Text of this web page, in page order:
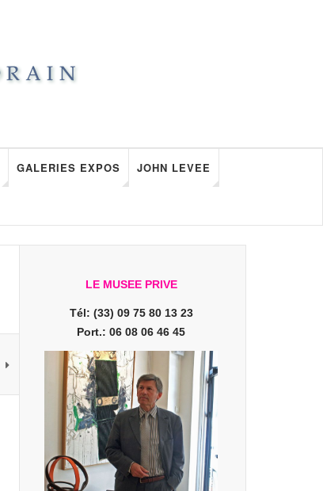
GALERIES EXPOS JOHN LEVEE
LE MUSEE PRIVE
Tél: (33) 09 75 80 13 23
Port.: 06 08 06 46 45